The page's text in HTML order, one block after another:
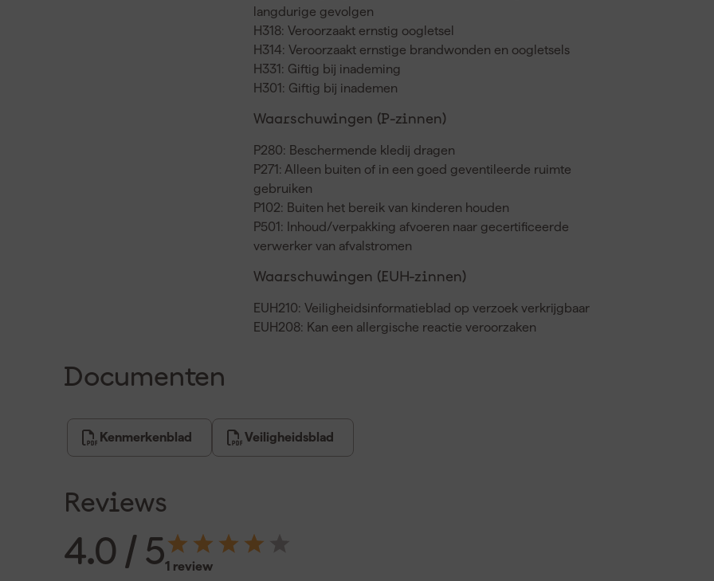
langdurige gevolgen
H318: Veroorzaakt ernstig oogletsel
H314: Veroorzaakt ernstige brandwonden en oogletsels
H331: Giftig bij inademing
H301: Giftig bij inademen
Waarschuwingen (P-zinnen)
P280: Beschermende kledij dragen
P271: Alleen buiten of in een goed geventileerde ruimte
gebruiken
P102: Buiten het bereik van kinderen houden
P501: Inhoud/verpakking afvoeren naar gecertificeerde
verwerker van afvalstromen
Waarschuwingen (EUH-zinnen)
EUH210: Veiligheidsinformatieblad op verzoek verkrijgbaar
EUH208: Kan een allergische reactie veroorzaken
Documenten
Kenmerkenblad Veiligheidsblad
Reviews
4.0 / 51 review